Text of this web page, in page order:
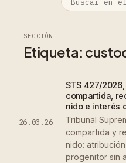
SECCIÓN
Etiqueta:
26.03.26
STS 427/
compartida,
nido e interés
Tribunal
compartida y
nido:
progenitor sin